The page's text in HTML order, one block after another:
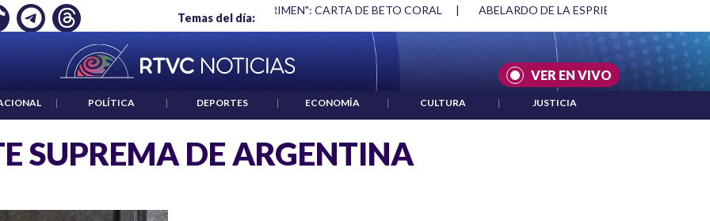
Temas del día:
EMPLEO: JP MORGAN "HABLAR NO ES UN CRIMEN": CARTA DE BETO CORAL | ABELARDO DE LA ESPRIELLA Y DMG
VER EN VIVO
| POLÍTICA | DEPORTES | ECONOMÍA | CULTURA | JUSTICIA
SUPREMA DE ARGENTINA